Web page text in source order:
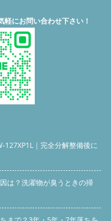
軽にお問い合わせ下さい！
127XP1L｜完全分解整備後に
は？洗濯物が臭うときの掃